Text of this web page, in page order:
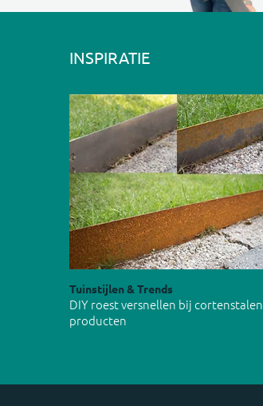
INSPIRATIE
Tuinstijlen & Trends
DIY roest versnellen bij cortenstalen
producten